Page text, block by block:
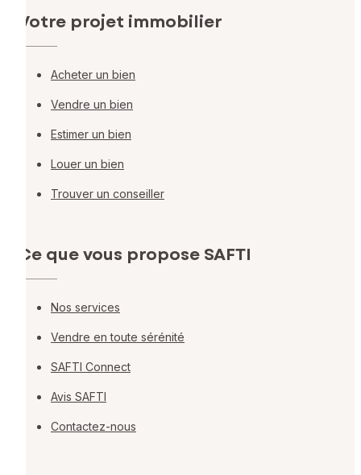
Votre projet immobilier
Acheter un bien
Vendre un bien
Estimer un bien
Louer un bien
Trouver un conseiller
Ce que vous propose SAFTI
Nos services
Vendre en toute sérénité
SAFTI Connect
Avis SAFTI
Contactez-nous